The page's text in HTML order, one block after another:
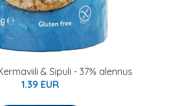
& Sipuli - 37% alennus
1.39 EUR